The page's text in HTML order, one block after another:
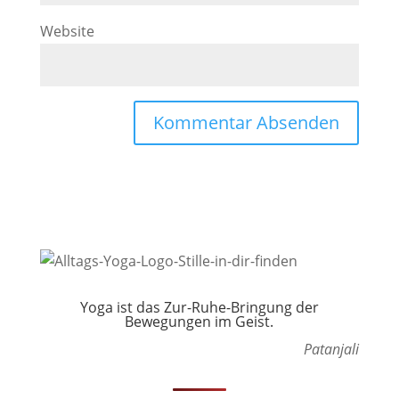
Website
Yoga ist das Zur-Ruhe-Bringung der
Bewegungen im Geist.
Patanjali